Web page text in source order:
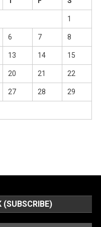
1
6 7 8
13 14 15
20 21 22
27 28 29
(SUBSCRIBE)